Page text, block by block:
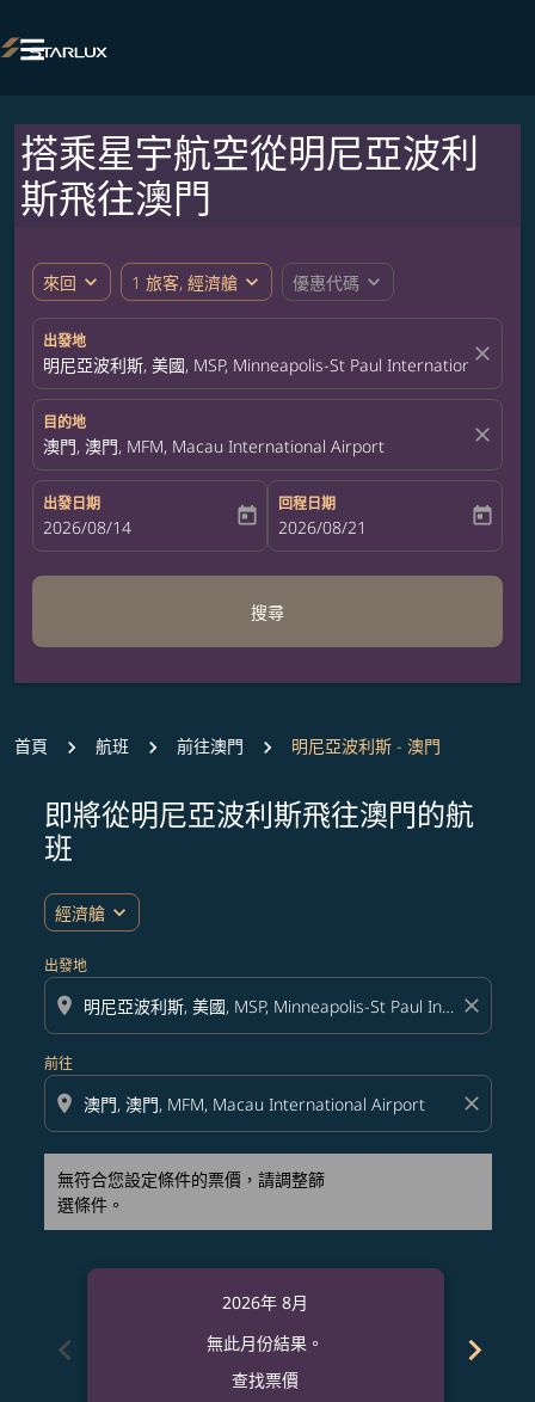

搭乘星宇航空從明尼亞波利
斯飛往澳門
來回 expand_more 1 旅客, 經濟艙 expand_more 優惠代碼 expand_more
出發地
明尼亞波利斯, 美國, MSP, Minneapolis-St Paul International
close
目的地
澳門, 澳門, MFM, Macau International Airport close
出發日期
fc-booking-departure-date-aria-label
2026/08/14 today
回程日期
fc-booking-return-date-aria-label
2026/08/21 today
搜尋
首頁 航班 前往澳門 明尼亞波利斯 - 澳門
即將從明尼亞波利斯飛往澳門的航
班
經濟艙 expand_more
出發地
location_on close
前往
location_on close
無符合您設定條件的票價，請調整篩
選條件。
無符合您設定條件的票價，請調整篩選條件。
chevron_left
2026年 8月
無此月份結果。
查找票價
chevron_right